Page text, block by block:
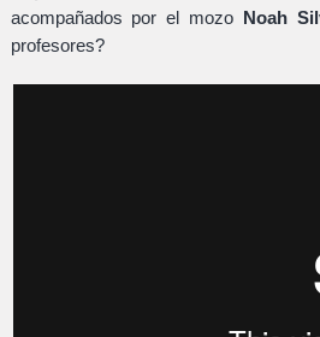
acompañados por el mozo Noah
profesores?